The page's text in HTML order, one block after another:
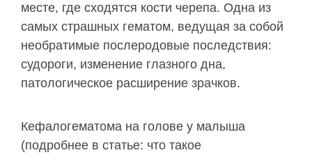
месте, где сходятся кости черепа. Одна из
самых страшных гематом, ведущая за собой
необратимые послеродовые последствия:
судороги, изменение глазного дна,
патологическое расширение зрачков.
Кефалогематома на голове у малыша
(подробнее в статье: что такое